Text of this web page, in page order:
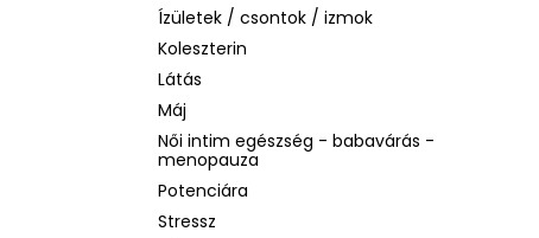
Ízületek / csontok / izmok
Koleszterin
Látás
Máj
Női intim egészség - babavárás -
menopauza
Potenciára
Stressz